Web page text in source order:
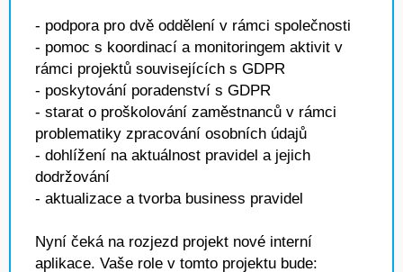
- podpora pro dvě oddělení v rámci společnosti
- pomoc s koordinací a monitoringem aktivit v
rámci projektů souvisejících s GDPR
- poskytování poradenství s GDPR
- starat o proškolování zaměstnanců v rámci
problematiky zpracování osobních údajů
- dohlížení na aktuálnost pravidel a jejich
dodržování
- aktualizace a tvorba business pravidel
Nyní čeká na rozjezd projekt nové interní
aplikace. Vaše role v tomto projektu bude: